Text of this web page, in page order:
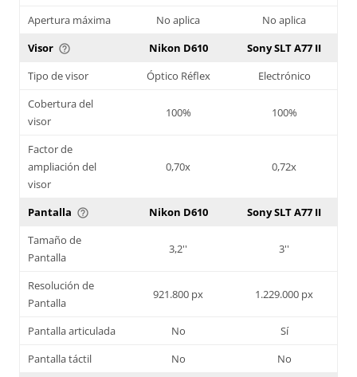
Apertura máxima
No aplica
No aplica
Visor help_outline Nikon D610
Sony SLT A77 II
Tipo de visor
Óptico Réflex
Electrónico
Cobertura del
visor
100% 100%
Factor de
ampliación del
visor
0,70x 0,72x
Pantalla help_outline Nikon D610
Sony SLT A77 II
Tamaño de
Pantalla
3,2'' 3''
Resolución de
Pantalla
921.800 px 1.229.000 px
Pantalla articulada No
Sí
Pantalla táctil
No
No